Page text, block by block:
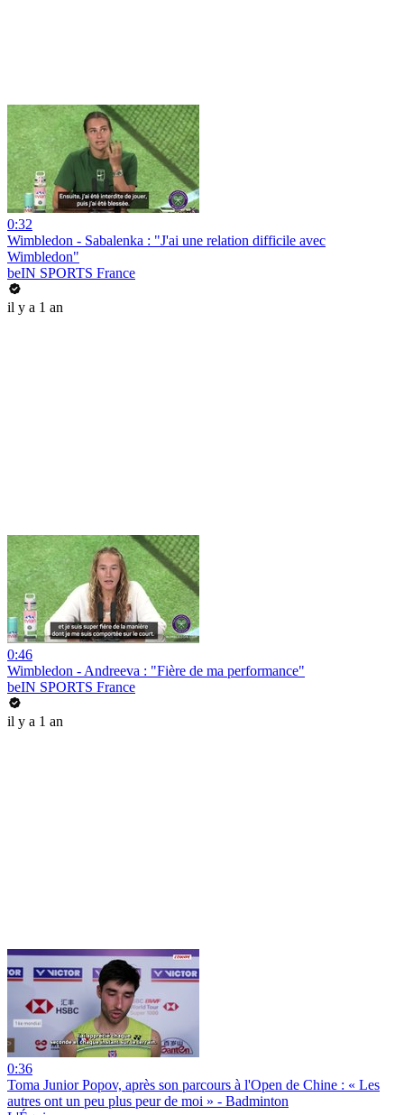
0:32
Wimbledon - Sabalenka : "J'ai une relation difficile avec
Wimbledon"
beIN SPORTS France
il y a 1 an
0:46
Wimbledon - Andreeva : "Fière de ma performance"
beIN SPORTS France
il y a 1 an
0:36
Toma Junior Popov, après son parcours à l'Open de Chine : « Les
autres ont un peu plus peur de moi » - Badminton